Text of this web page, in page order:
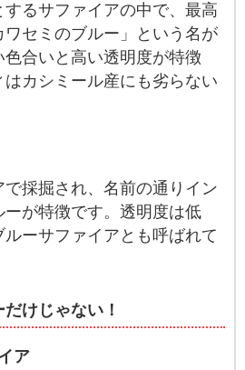
るサファイアの中で、最高
セミのブルー」という名が
合いと高い透明度が特徴
カシミール産にも劣らない
採掘され、名前の通りイン
ーが特徴です。透明度は低
ルーサファイアとも呼ばれて
けじゃない！
ア